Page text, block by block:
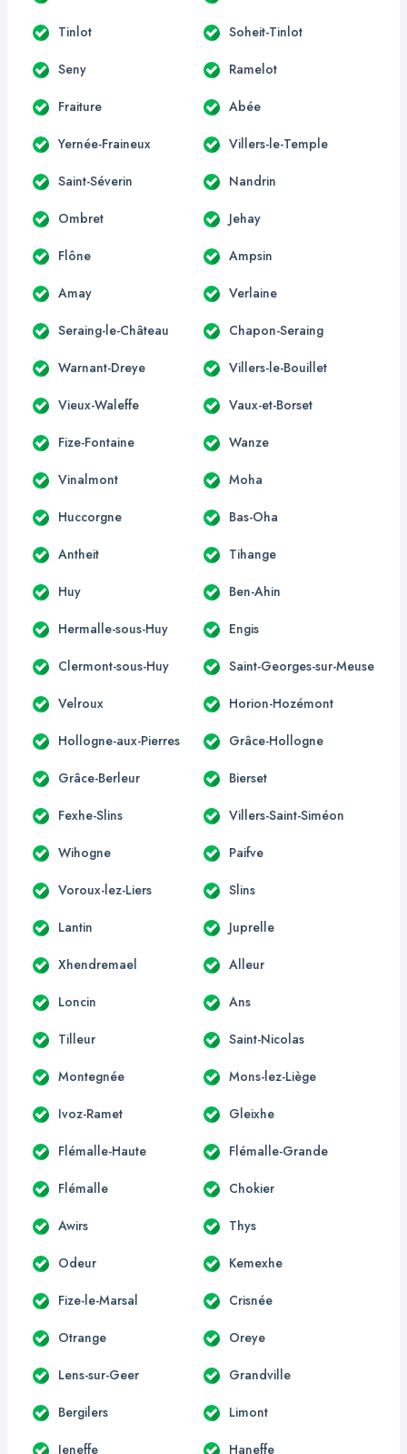
Tinlot Soheit-Tinlot
Seny Ramelot
Fraiture Abée
Yernée-Fraineux Villers-le-Temple
Saint-Séverin Nandrin
Ombret Jehay
Flône Ampsin
Amay Verlaine
Seraing-le-Château Chapon-Seraing
Warnant-Dreye Villers-le-Bouillet
Vieux-Waleffe Vaux-et-Borset
Fize-Fontaine Wanze
Vinalmont Moha
Huccorgne Bas-Oha
Antheit Tihange
Huy Ben-Ahin
Hermalle-sous-Huy Engis
Clermont-sous-Huy Saint-Georges-sur-Meuse
Velroux Horion-Hozémont
Hollogne-aux-Pierres Grâce-Hollogne
Grâce-Berleur Bierset
Fexhe-Slins Villers-Saint-Siméon
Wihogne Paifve
Voroux-lez-Liers Slins
Lantin Juprelle
Xhendremael Alleur
Loncin Ans
Tilleur Saint-Nicolas
Montegnée Mons-lez-Liège
Ivoz-Ramet Gleixhe
Flémalle-Haute Flémalle-Grande
Flémalle Chokier
Awirs Thys
Odeur Kemexhe
Fize-le-Marsal Crisnée
Otrange Oreye
Lens-sur-Geer Grandville
Bergilers Limont
Jeneffe Haneffe